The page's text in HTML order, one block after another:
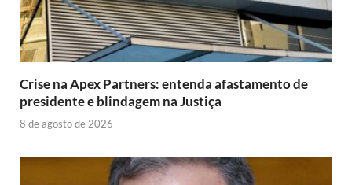
Crise na Apex Partners: entenda afastamento de
presidente e blindagem na Justiça
8 de agosto de 2026